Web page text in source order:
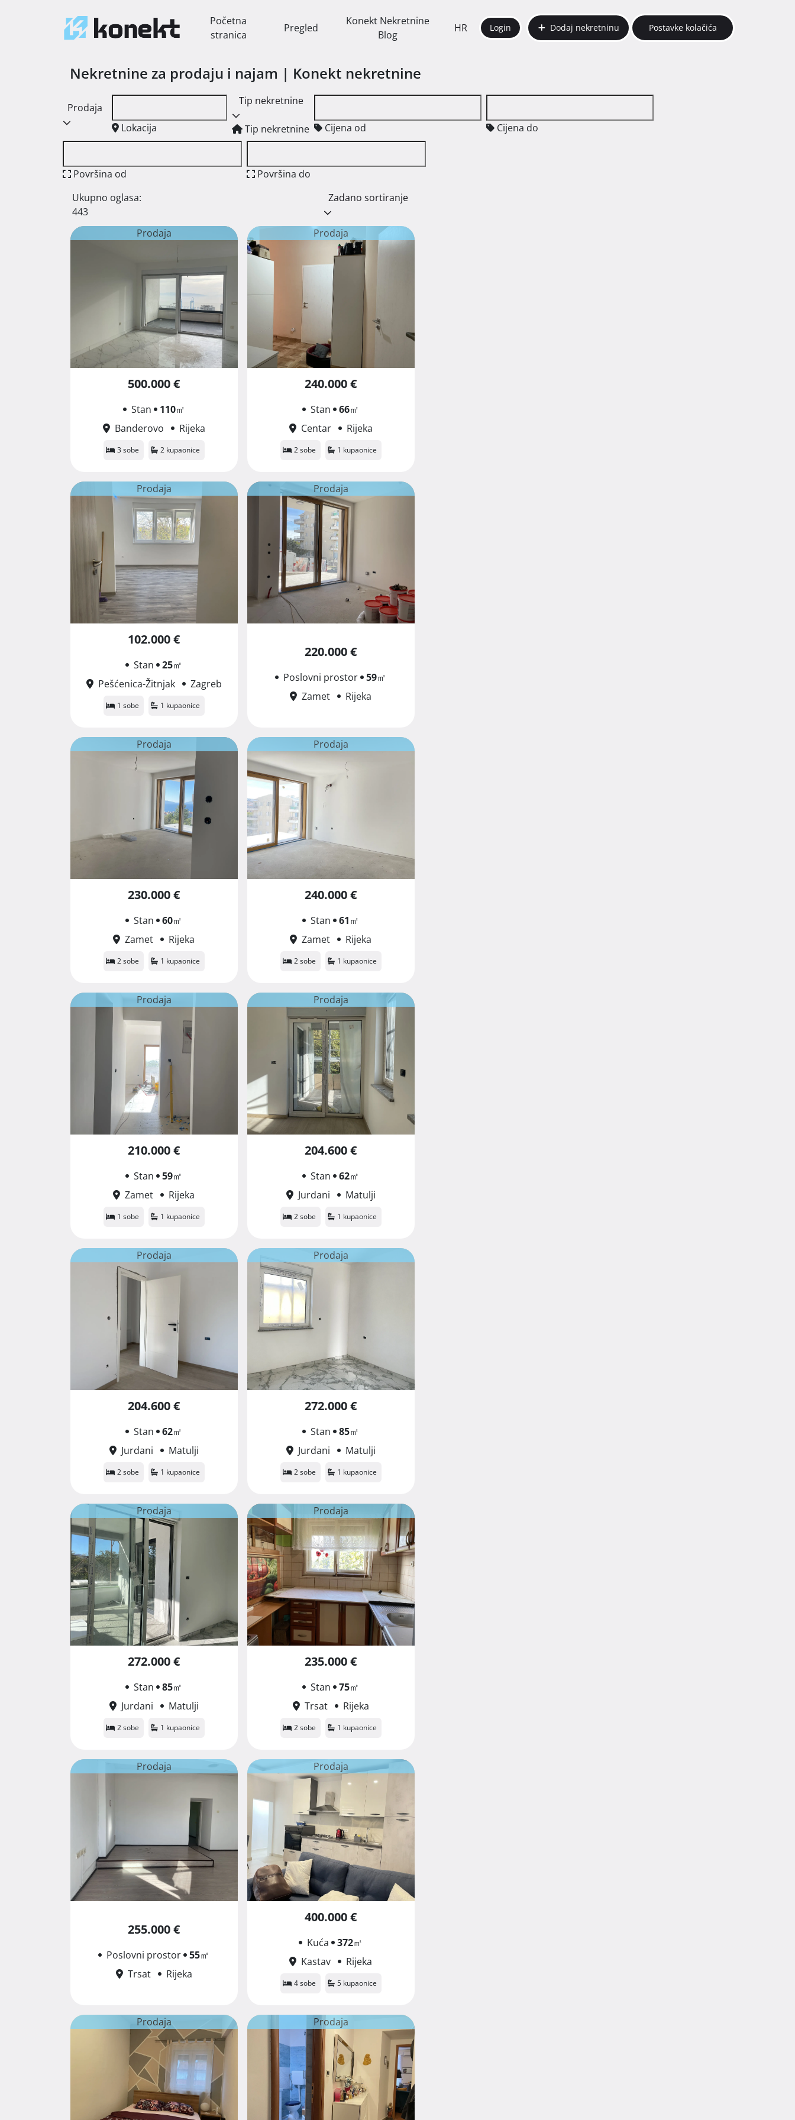
Početna
stranica
Pregled
Konekt Nekretnine
Blog
HR Login Dodaj nekretninu Postavke kolačića
Nekretnine za prodaju i najam | Konekt nekretnine
Prodaja
Lokacija
Tip nekretnine
Tip nekretnine Cijena od Cijena do
Površina od
Površina do
Ukupno oglasa:
443
Zadano sortiranje
Prodaja
500.000 €
Stan 110㎡
Banderovo
Rijeka
3 sobe 2 kupaonice
Prodaja
240.000 €
Stan 66㎡
Centar
Rijeka
2 sobe 1 kupaonice
Prodaja
102.000 €
Stan 25㎡
Pešćenica-Žitnjak
Zagreb
1 sobe 1 kupaonice
Prodaja
220.000 €
Poslovni prostor 59㎡
Zamet
Rijeka
Prodaja
230.000 €
Stan 60㎡
Zamet
Rijeka
2 sobe 1 kupaonice
Prodaja
240.000 €
Stan 61㎡
Zamet
Rijeka
2 sobe 1 kupaonice
Prodaja
210.000 €
Stan 59㎡
Zamet
Rijeka
1 sobe 1 kupaonice
Prodaja
204.600 €
Stan 62㎡
Jurdani
Matulji
2 sobe 1 kupaonice
Prodaja
204.600 €
Stan 62㎡
Jurdani
Matulji
2 sobe 1 kupaonice
Prodaja
272.000 €
Stan 85㎡
Jurdani
Matulji
2 sobe 1 kupaonice
Prodaja
272.000 €
Stan 85㎡
Jurdani
Matulji
2 sobe 1 kupaonice
Prodaja
235.000 €
Stan 75㎡
Trsat
Rijeka
2 sobe 1 kupaonice
Prodaja
255.000 €
Poslovni prostor 55㎡
Trsat
Rijeka
Prodaja
400.000 €
Kuća 372㎡
Kastav
Rijeka
4 sobe 5 kupaonice
Prodaja Prodaja